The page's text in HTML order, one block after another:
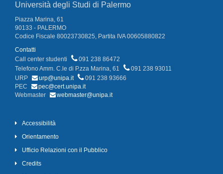
Università degli Studi di Palermo
Piazza Marina, 61
90133 - PALERMO
Codice Fiscale 80023730825, Partita IVA 00605880822
Contatti
Call center studenti
091 238 86472
Telefono Amm. C.le di P.zza Marina, 61
091 238 93011
URP
urp@unipa.it
091 238 93666
PEC
pec@cert.unipa.it
Webmaster
webmaster@unipa.it
Accessibilità
Orientamento
Ufficio Relazioni con il Pubblico
Credits